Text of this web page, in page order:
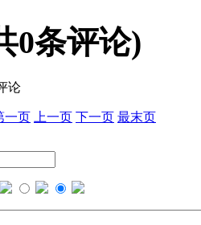
0条评论)
论
一页 上一页 下一页 最末页